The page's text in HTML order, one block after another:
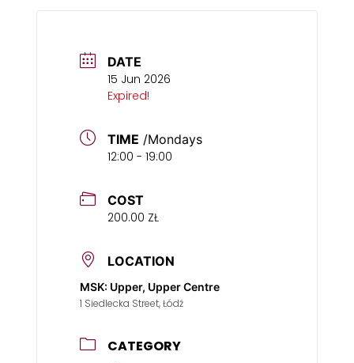
DATE
15 Jun 2026
Expired!
TIME /Mondays
12:00 - 19:00
COST
200.00 ZŁ
LOCATION
MSK: Upper, Upper Centre
1 Siedlecka Street, Łódź
CATEGORY